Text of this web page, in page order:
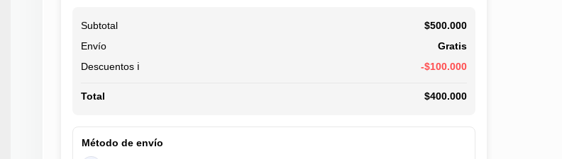
Subtotal
$500.000
Envío
Gratis
Descuentos ℹ️
-$100.000
Total $400.000
Método de envío